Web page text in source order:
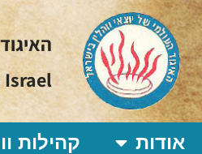
Israel
אודות קהילות